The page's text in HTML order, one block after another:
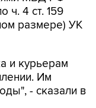
ч. 4 ст. 159
размере) УК
и курьерам
Им
- сказали в